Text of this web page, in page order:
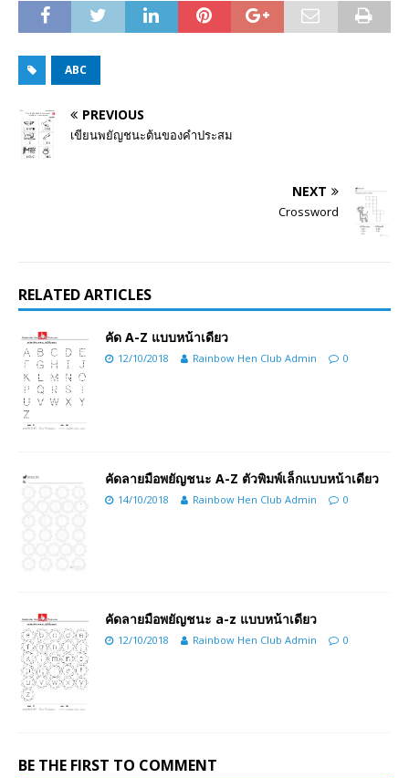
ABC
PREVIOUS
เขียนพยัญชนะต้นของคำประสม
NEXT
Crossword
RELATED ARTICLES
คัด A-Z แบบหน้าเดียว
12/10/2018 Rainbow Hen Club Admin 0
คัดลายมือพยัญชนะ A-Z ตัวพิมพ์เล็กแบบหน้าเดียว
14/10/2018 Rainbow Hen Club Admin 0
คัดลายมือพยัญชนะ a-z แบบหน้าเดียว
12/10/2018 Rainbow Hen Club Admin 0
BE THE FIRST TO COMMENT